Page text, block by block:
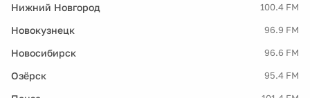
Нижний Новгород 100.4 FM
Новокузнецк 96.9 FM
Новосибирск 96.6 FM
Озёрск 95.4 FM